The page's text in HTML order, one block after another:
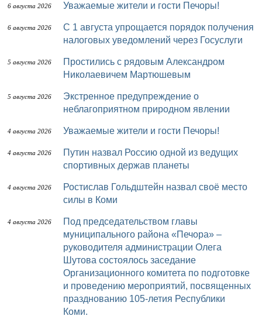
6 августа 2026 Уважаемые жители и гости Печоры!
6 августа 2026
С 1 августа упрощается порядок получения
налоговых уведомлений через Госуслуги
5 августа 2026
Простились с рядовым Александром
Николаевичем Мартюшевым
5 августа 2026
Экстренное предупреждение о
неблагоприятном природном явлении
4 августа 2026 Уважаемые жители и гости Печоры!
4 августа 2026
Путин назвал Россию одной из ведущих
спортивных держав планеты
4 августа 2026
Ростислав Гольдштейн назвал своё место
силы в Коми
4 августа 2026
Под председательством главы
муниципального района «Печора» –
руководителя администрации Олега
Шутова состоялось заседание
Организационного комитета по подготовке
и проведению мероприятий, посвященных
празднованию 105-летия Республики
Коми.